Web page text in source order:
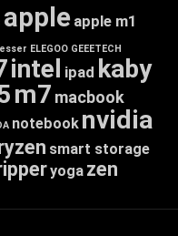
apple apple m1
ELEGOO GEEETECH
intel ipad kaby
m7 macbook
notebook nvidia
smart storage
yoga zen